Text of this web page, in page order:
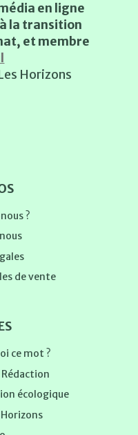
en ligne
la transition
et membre
Horizons
?
de vente
ce mot ?
Rédaction
écologique